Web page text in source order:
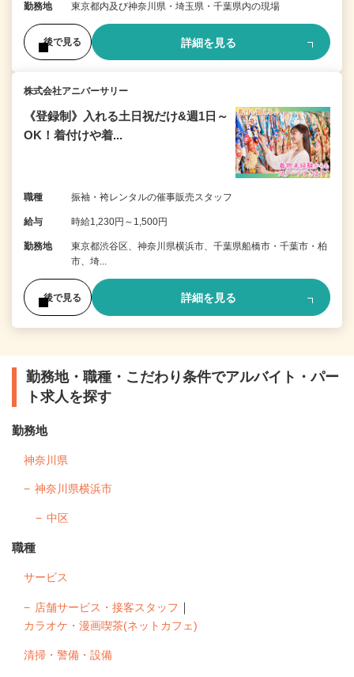
勤務地 東京都内及び神奈川県・埼玉県・千葉県内の現場
後で見る 詳細を見る
株式会社アニバーサリー
《登録制》入れる土日祝だけ&週1日～
OK！着付けや着...
職種 振袖・袴レンタルの催事販売スタッフ
給与 時給1,230円～1,500円
勤務地
東京都渋谷区、神奈川県横浜市、千葉県船橋市・千葉市・柏
市、埼...
後で見る 詳細を見る
勤務地・職種・こだわり条件でアルバイト・パー
ト求人を探す
勤務地
神奈川県
神奈川県横浜市
中区
職種
サービス
店舗サービス・接客スタッフ ｜
カラオケ・漫画喫茶(ネットカフェ)
清掃・警備・設備